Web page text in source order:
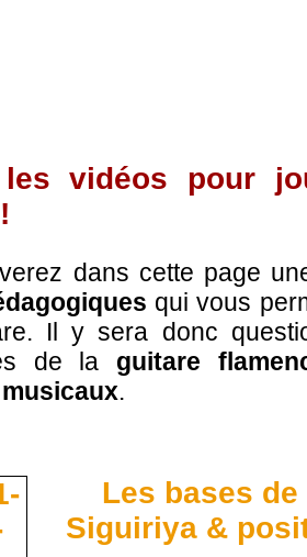
les vidéos pour
dans cette page
qui vous
Il y sera donc
de la guitare
.
Les bases
Siguiriya &